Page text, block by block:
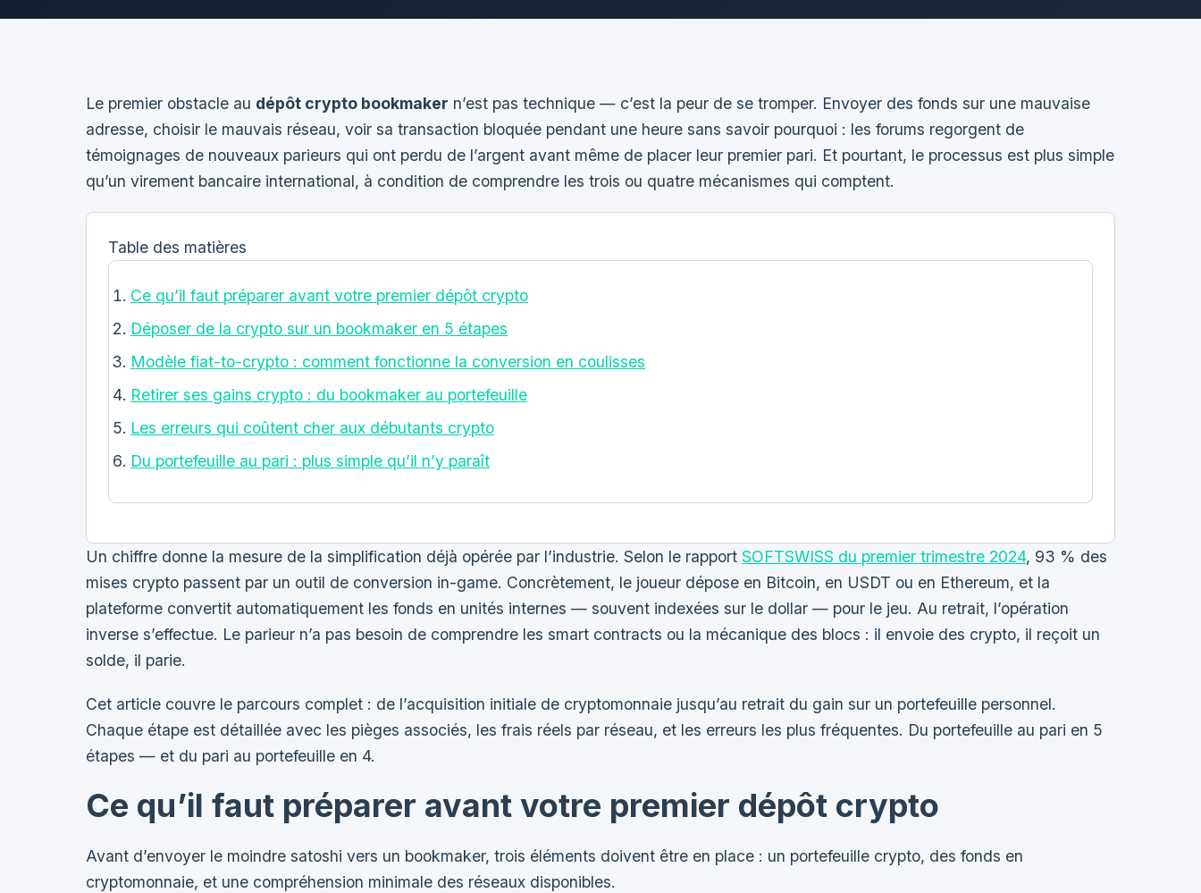
Le premier obstacle au dépôt crypto bookmaker n’est pas technique — c’est la peur de se tromper. Envoyer des fonds sur une mauvaise
adresse, choisir le mauvais réseau, voir sa transaction bloquée pendant une heure sans savoir pourquoi : les forums regorgent de
témoignages de nouveaux parieurs qui ont perdu de l’argent avant même de placer leur premier pari. Et pourtant, le processus est plus simple
qu’un virement bancaire international, à condition de comprendre les trois ou quatre mécanismes qui comptent.
Table des matières
Ce qu’il faut préparer avant votre premier dépôt crypto
Déposer de la crypto sur un bookmaker en 5 étapes
Modèle fiat-to-crypto : comment fonctionne la conversion en coulisses
Retirer ses gains crypto : du bookmaker au portefeuille
Les erreurs qui coûtent cher aux débutants crypto
Du portefeuille au pari : plus simple qu’il n’y paraît
Un chiffre donne la mesure de la simplification déjà opérée par l’industrie. Selon le rapport SOFTSWISS du premier trimestre 2024, 93 % des
mises crypto passent par un outil de conversion in-game. Concrètement, le joueur dépose en Bitcoin, en USDT ou en Ethereum, et la
plateforme convertit automatiquement les fonds en unités internes — souvent indexées sur le dollar — pour le jeu. Au retrait, l’opération
inverse s’effectue. Le parieur n’a pas besoin de comprendre les smart contracts ou la mécanique des blocs : il envoie des crypto, il reçoit un
solde, il parie.
Cet article couvre le parcours complet : de l’acquisition initiale de cryptomonnaie jusqu’au retrait du gain sur un portefeuille personnel.
Chaque étape est détaillée avec les pièges associés, les frais réels par réseau, et les erreurs les plus fréquentes. Du portefeuille au pari en 5
étapes — et du pari au portefeuille en 4.
Ce qu’il faut préparer avant votre premier dépôt crypto
Avant d’envoyer le moindre satoshi vers un bookmaker, trois éléments doivent être en place : un portefeuille crypto, des fonds en
cryptomonnaie, et une compréhension minimale des réseaux disponibles.